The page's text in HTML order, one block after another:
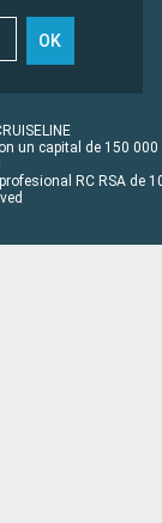
OK
un capital de 150 000
RC RSA de